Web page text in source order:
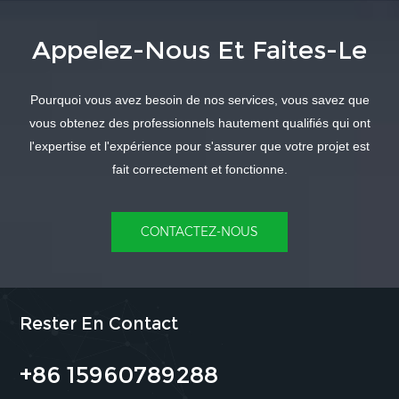
ENCORE PLUS ENCORE PLUS
Appelez-Nous Et Faites-Le
Pourquoi vous avez besoin de nos services, vous savez que
vous obtenez des professionnels hautement qualifiés qui ont
l'expertise et l'expérience pour s'assurer que votre projet est
fait correctement et fonctionne.
CONTACTEZ-NOUS
Rester En Contact
+86 15960789288